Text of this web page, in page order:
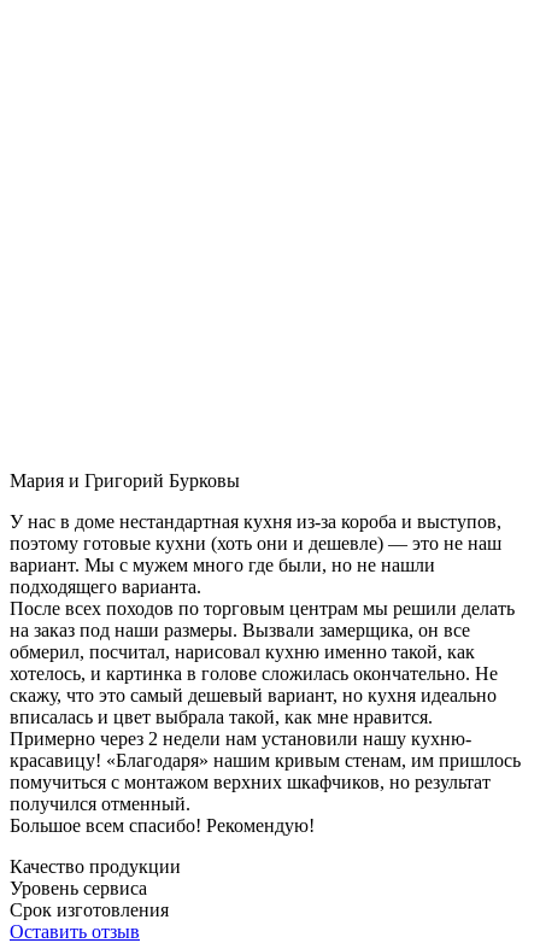
Мария и Григорий Бурковы
У нас в доме нестандартная кухня из-за короба и выступов,
поэтому готовые кухни (хоть они и дешевле) — это не наш
вариант. Мы с мужем много где были, но не нашли
подходящего варианта.
После всех походов по торговым центрам мы решили делать
на заказ под наши размеры. Вызвали замерщика, он все
обмерил, посчитал, нарисовал кухню именно такой, как
хотелось, и картинка в голове сложилась окончательно. Не
скажу, что это самый дешевый вариант, но кухня идеально
вписалась и цвет выбрала такой, как мне нравится.
Примерно через 2 недели нам установили нашу кухню-
красавицу! «Благодаря» нашим кривым стенам, им пришлось
помучиться с монтажом верхних шкафчиков, но результат
получился отменный.
Большое всем спасибо! Рекомендую!
Качество продукции
Уровень сервиса
Срок изготовления
Оставить отзыв